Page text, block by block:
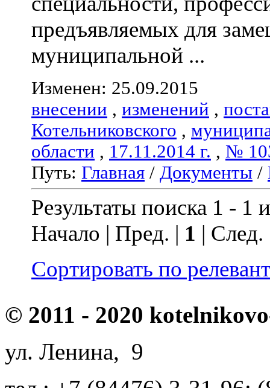
предъявляемых для
муниципальной ...
Изменен: 25.09.2015
внесении , изменений ,
Котельниковского ,
области , 17.11.2014 г. , №
Путь: Главная / Документы /
Результаты поиска 1 - 1
Начало | Пред. | 1 |
Сортировать по
© 2011 - 2020
ул. Ленина, 9